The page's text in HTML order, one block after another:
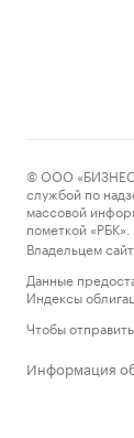
© ООО
службой по
массовой
пометкой «РБК».
Владельцем
Данные
Индексы
Чтобы
Информация